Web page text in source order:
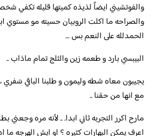
والصراحه ما اكلت الروبيان حسيته مو مستوي
الحمدلله على النعم بس …
البيبسي بارد و طعمه زين والثلج تمام ماذاب ..
يجيبون معاه شطه وليمون و طلبنا الباقي
مع انها من حقنا ..
مارح اكرر التجربه ثاني ابدا. .. لأنه مره وجعني
اعرف يمكن البهارات كثيره ؟ او ايش الهرجه ما